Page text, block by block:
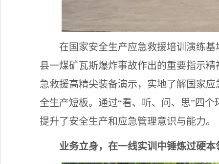
在国家安全生产应急救援培训演练
县一煤矿瓦斯爆炸事故作出的重要指示
急救援高精尖装备演示，实地了解国家
全生产短板。通过“看、听、问、思”四
提升了安全生产和应急管理意识与能力。
业务立身，在一线实训中锤炼过硬本